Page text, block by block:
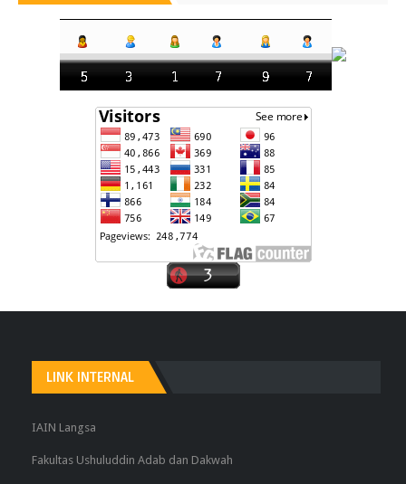
LINK INTERNAL
IAIN Langsa
Fakultas Ushuluddin Adab dan Dakwah